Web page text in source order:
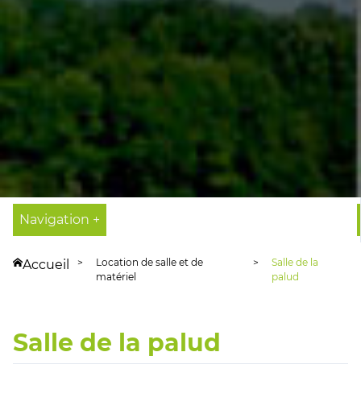
Navigation +
Accueil
Location de salle et de
matériel
Salle de la
palud
Salle de la palud